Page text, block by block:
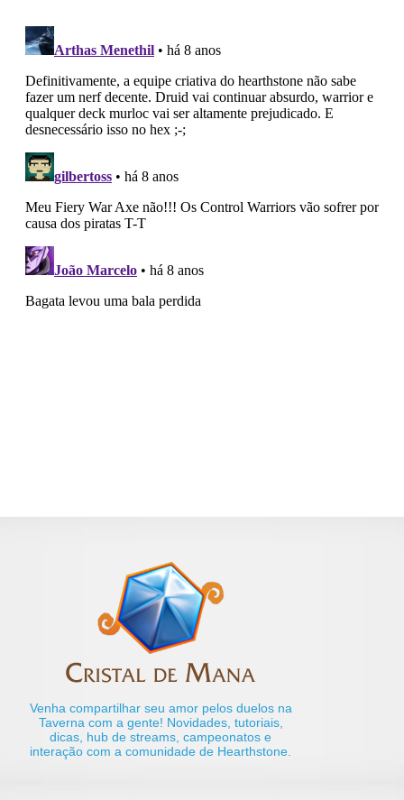
Venha compartilhar seu amor pelos duelos na
Taverna com a gente! Novidades, tutoriais,
dicas, hub de streams, campeonatos e
interação com a comunidade de Hearthstone.